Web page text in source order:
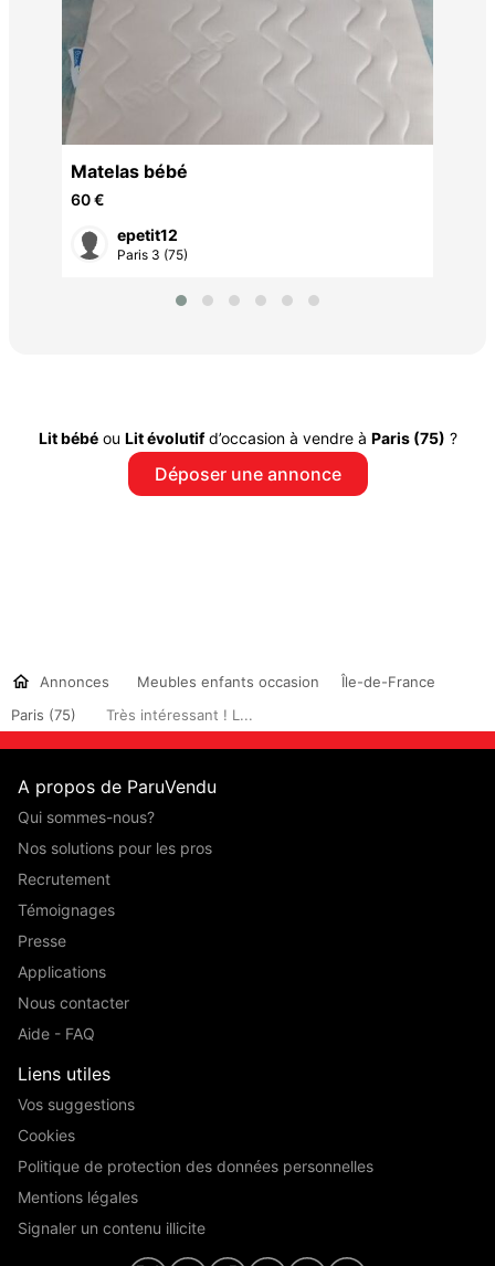
Matelas bébé
60 €
epetit12
Paris 3 (75)
Lit bébéou Lit évolutifd’occasion à vendre à Paris (75) ?
Déposer une annonce
Annonces Meubles enfants occasion
Île-de-France
Paris (75)
Très intéressant ! L...
A propos de ParuVendu
Qui sommes-nous?
Nos solutions pour les pros
Recrutement
Témoignages
Presse
Applications
Nous contacter
Aide - FAQ
Liens utiles
Vos suggestions
Cookies
Politique de protection des données personnelles
Mentions légales
Signaler un contenu illicite